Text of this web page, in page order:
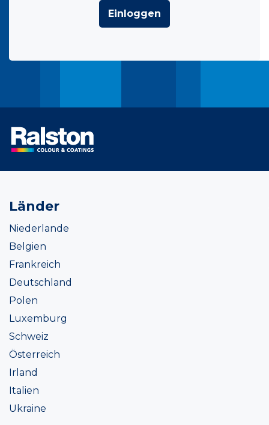
Einloggen
Länder
Niederlande
Belgien
Frankreich
Deutschland
Polen
Luxemburg
Schweiz
Österreich
Irland
Italien
Ukraine